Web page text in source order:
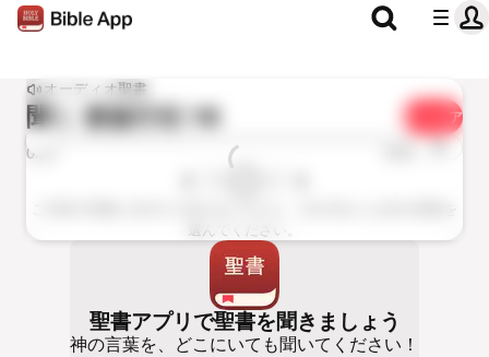
オーディオ聖書
聞く 使徒行伝 18 シェア
0:00 1x
選んでください。
聖書アプリで聖書を聞きましょう
神の言葉を、どこにいても聞いてください！